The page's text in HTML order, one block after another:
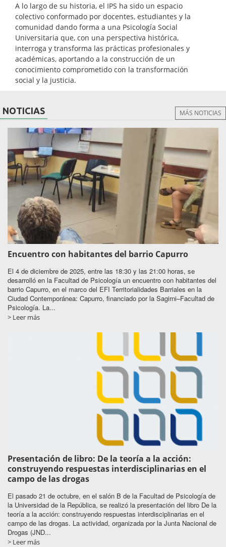
A lo largo de su historia, el IPS ha sido un espacio
colectivo conformado por docentes, estudiantes y la
comunidad dando forma a una Psicología Social
Universitaria que, con una perspectiva histórica,
interroga y transforma las prácticas profesionales y
académicas, aportando a la construcción de un
conocimiento comprometido con la transformación
social y la justicia.
NOTICIAS MÁS NOTICIAS
Encuentro con habitantes del barrio Capurro
El 4 de diciembre de 2025, entre las 18:30 y las 21:00 horas, se
desarrolló en la Facultad de Psicología un encuentro con habitantes del
barrio Capurro, en el marco del EFI Territorialidades Barriales en la
Ciudad Contemporánea: Capurro, financiado por la Sagirni–Facultad de
Psicología. La...
> Leer más
Presentación de libro: De la teoría a la acción:
construyendo respuestas interdisciplinarias en el
campo de las drogas
El pasado 21 de octubre, en el salón B de la Facultad de Psicología de
la Universidad de la República, se realizó la presentación del libro De la
teoría a la acción: construyendo respuestas interdisciplinarias en el
campo de las drogas. La actividad, organizada por la Junta Nacional de
Drogas (JND...
> Leer más